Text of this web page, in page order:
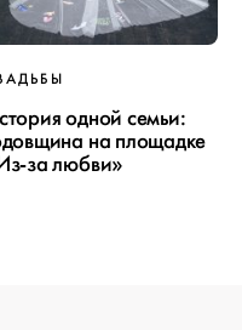
одной семьи:
на площадке
за любви»